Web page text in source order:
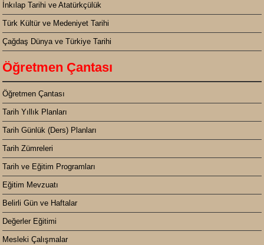
İnkılap Tarihi ve Atatürkçülük
Türk Kültür ve Medeniyet Tarihi
Çağdaş Dünya ve Türkiye Tarihi
Öğretmen Çantası
Öğretmen Çantası
Tarih Yıllık Planları
Tarih Günlük (Ders) Planları
Tarih Zümreleri
Tarih ve Eğitim Programları
Eğitim Mevzuatı
Belirli Gün ve Haftalar
Değerler Eğitimi
Mesleki Çalışmalar